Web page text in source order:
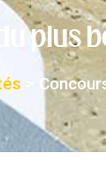
plus